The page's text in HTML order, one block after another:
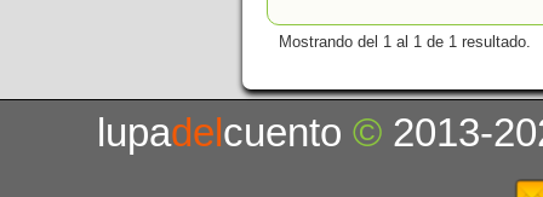
Mostrando del 1 al 1 de 1 resultado.
lupadelcuento© 2013-